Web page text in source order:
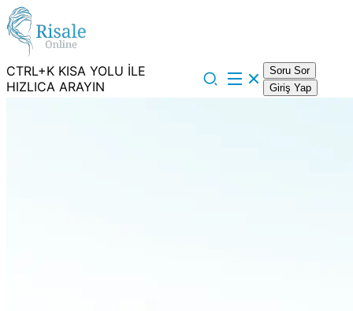
CTRL+K KISA YOLU İLE
HIZLICA ARAYIN
Soru Sor
Giriş Yap